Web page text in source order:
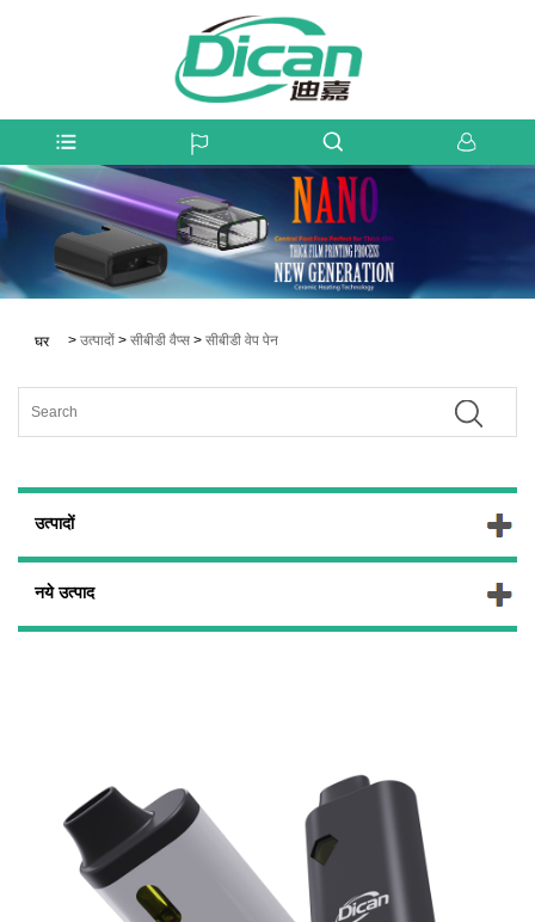
घर > उत्पादों > सीबीडी वैप्स > सीबीडी वेप पेन
उत्पादों
नये उत्पाद